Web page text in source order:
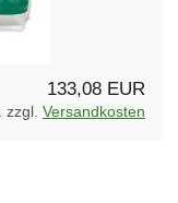
133,08 EUR
zzgl. Versandkosten